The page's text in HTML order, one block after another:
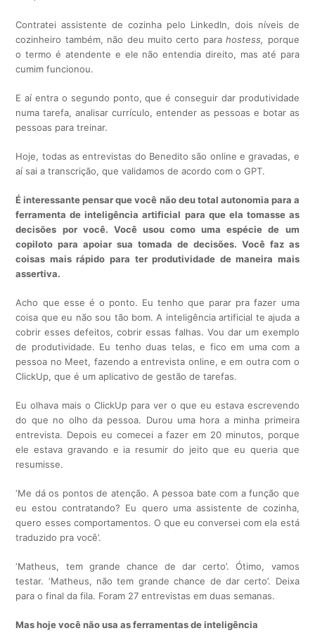
Contratei assistente de cozinha pelo LinkedIn, dois níveis de
cozinheiro também, não deu muito certo parahostess, porque
o termo é atendente e ele não entendia direito, mas até para
cumim funcionou.
E aí entra o segundo ponto, que é conseguir dar produtividade
numa tarefa, analisar currículo, entender as pessoas e botar as
pessoas para treinar.
Hoje, todas as entrevistas do Benedito são online e gravadas, e
aí sai a transcrição, que validamos de acordo com o GPT.
É interessante pensar que você não deu total autonomia para a
ferramenta de inteligência artificial para que ela tomasse as
decisões por você. Você usou como uma espécie de um
copiloto para apoiar sua tomada de decisões. Você faz as
coisas mais rápido para ter produtividade de maneira mais
assertiva.
Acho que esse é o ponto. Eu tenho que parar pra fazer uma
coisa que eu não sou tão bom. A inteligência artificial te ajuda a
cobrir esses defeitos, cobrir essas falhas. Vou dar um exemplo
de produtividade. Eu tenho duas telas, e fico em uma com a
pessoa no Meet, fazendo a entrevista online, e em outra com o
ClickUp, que é um aplicativo de gestão de tarefas.
Eu olhava mais o ClickUp para ver o que eu estava escrevendo
do que no olho da pessoa. Durou uma hora a minha primeira
entrevista. Depois eu comecei a fazer em 20 minutos, porque
ele estava gravando e ia resumir do jeito que eu queria que
resumisse.
‘Me dá os pontos de atenção. A pessoa bate com a função que
eu estou contratando? Eu quero uma assistente de cozinha,
quero esses comportamentos. O que eu conversei com ela está
traduzido pra você’.
‘Matheus, tem grande chance de dar certo’. Ótimo, vamos
testar. ‘Matheus, não tem grande chance de dar certo’. Deixa
para o final da fila. Foram 27 entrevistas em duas semanas.
Mas hoje você não usa as ferramentas de inteligência